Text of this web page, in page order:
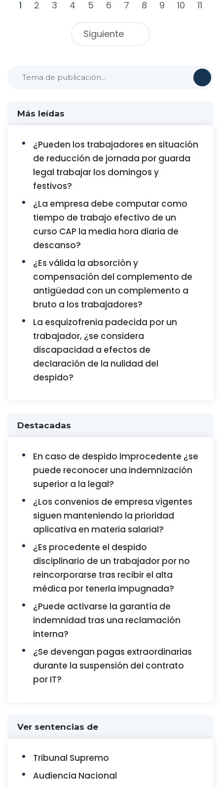
1 2 3 4 5 6 7 8 9 10 11
Siguiente
Más leídas
¿Pueden los trabajadores en situación
de reducción de jornada por guarda
legal trabajar los domingos y
festivos?
¿La empresa debe computar como
tiempo de trabajo efectivo de un
curso CAP la media hora diaria de
descanso?
¿Es válida la absorción y
compensación del complemento de
antigüedad con un complemento a
bruto a los trabajadores?
La esquizofrenia padecida por un
trabajador, ¿se considera
discapacidad a efectos de
declaración de la nulidad del
despido?
Destacadas
En caso de despido improcedente ¿se
puede reconocer una indemnización
superior a la legal?
¿Los convenios de empresa vigentes
siguen manteniendo la prioridad
aplicativa en materia salarial?
¿Es procedente el despido
disciplinario de un trabajador por no
reincorporarse tras recibir el alta
médica por tenerla impugnada?
¿Puede activarse la garantía de
indemnidad tras una reclamación
interna?
¿Se devengan pagas extraordinarias
durante la suspensión del contrato
por IT?
Ver sentencias de
Tribunal Supremo
Audiencia Nacional